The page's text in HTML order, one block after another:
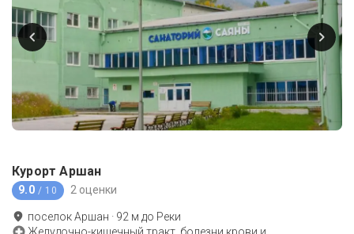
Курорт Аршан
9.0 / 10 2 оценки
поселок Аршан · 92 м до Реки